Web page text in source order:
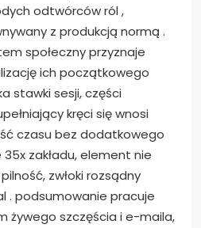
odtwórców ról ,
z produkcją normą .
społeczny przyznaje
ich początkowego
stawki sesji, części
kręci się wnosi
czasu bez dodatkowego
zakładu, element nie
zwłoki rozsądny
. podsumowanie pracuje
żywego szczęścia i e-maila,